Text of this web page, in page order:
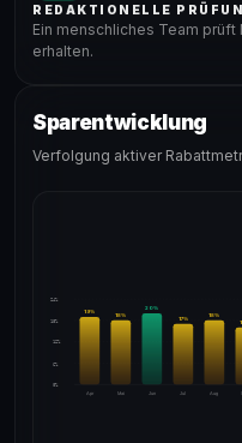
REDAKTIONELLE
Ein menschliches Team
erhalten.
Sparentwicklung
Verfolgung aktiver
24%
18%
12%
6%
0%
Apr
19%
Mai
18%
Jun
20%
Jul
17%
Aug
18%